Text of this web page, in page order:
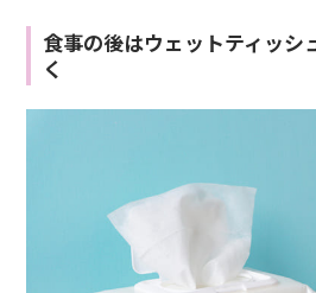
食事の後はウェットティッシ
く